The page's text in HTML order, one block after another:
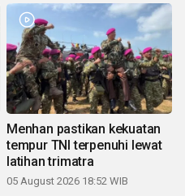
Menhan pastikan kekuatan
tempur TNI terpenuhi lewat
latihan trimatra
05 August 2026 18:52 WIB